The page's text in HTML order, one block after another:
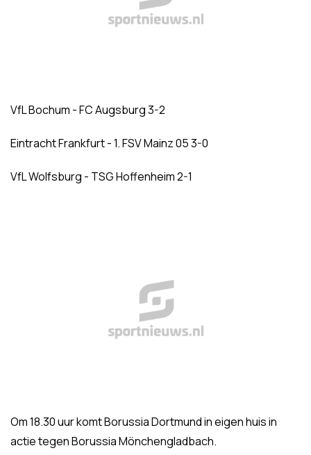
VfL Bochum - FC Augsburg 3-2
Eintracht Frankfurt - 1. FSV Mainz 05 3-0
VfL Wolfsburg - TSG Hoffenheim 2-1
Om 18.30 uur komt Borussia Dortmund in eigen huis in
actie tegen Borussia Mönchengladbach.